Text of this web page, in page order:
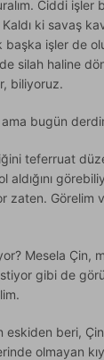
Ciddi işler
ki savaş
başka işler de
silah haline
biliyoruz.
ama bugün
teferruat
zaten. Görelim
Mesela Çin,
gibi de
eskiden beri,
olmayan